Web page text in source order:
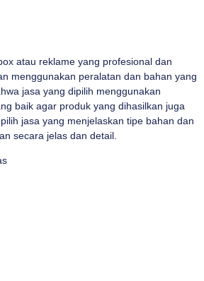
atau reklame yang profesional dan
menggunakan peralatan dan bahan yang
jasa yang dipilih menggunakan
baik agar produk yang dihasilkan juga
jasa yang menjelaskan tipe bahan dan
secara jelas dan detail.